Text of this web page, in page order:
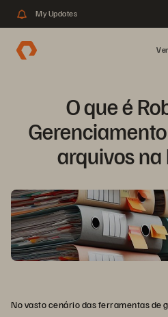
My Updates
O que é
arquivos
No vasto cenário das ferramentas de